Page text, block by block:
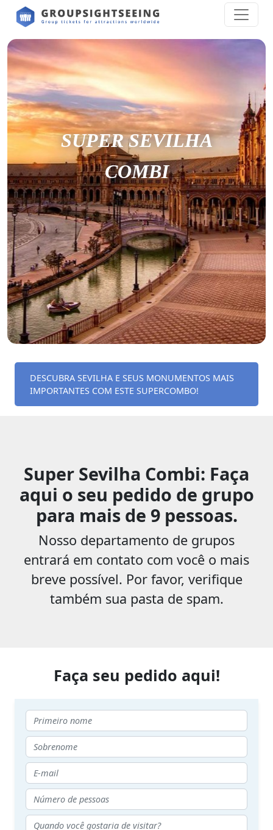
SUPER SEVILHA
COMBI
DESCUBRA SEVILHA E SEUS MONUMENTOS MAIS
IMPORTANTES COM ESTE SUPERCOMBO!
Super Sevilha Combi: Faça
aqui o seu pedido de grupo
para mais de 9 pessoas.
Nosso departamento de grupos
entrará em contato com você o mais
breve possível. Por favor, verifique
também sua pasta de spam.
Faça seu pedido aqui!